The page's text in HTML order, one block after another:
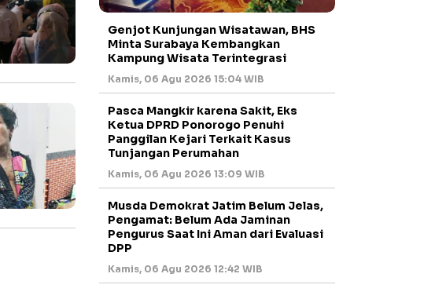
Genjot Kunjungan Wisatawan, BHS
Minta Surabaya Kembangkan
Kampung Wisata Terintegrasi
Kamis, 06 Agu 2026 15:04 WIB
Pasca Mangkir karena Sakit, Eks
Ketua DPRD Ponorogo Penuhi
Panggilan Kejari Terkait Kasus
Tunjangan Perumahan
Kamis, 06 Agu 2026 13:09 WIB
Musda Demokrat Jatim Belum Jelas,
Pengamat: Belum Ada Jaminan
Pengurus Saat Ini Aman dari Evaluasi
DPP
Kamis, 06 Agu 2026 12:42 WIB